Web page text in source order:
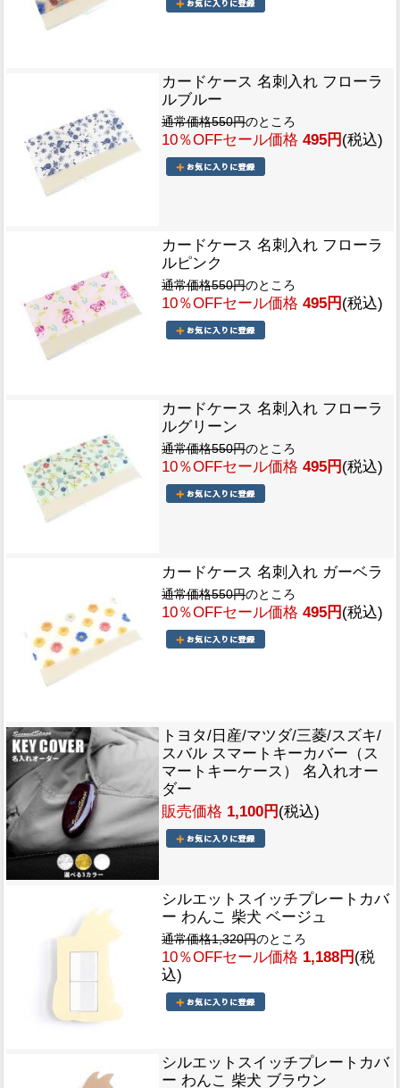
カードケース 名刺入れ フローラ
ルブルー
通常価格550円のところ
10％OFFセール価格 495円 (税込)
カードケース 名刺入れ フローラ
ルピンク
通常価格550円のところ
10％OFFセール価格 495円 (税込)
カードケース 名刺入れ フローラ
ルグリーン
通常価格550円のところ
10％OFFセール価格 495円 (税込)
カードケース 名刺入れ ガーベラ
通常価格550円のところ
10％OFFセール価格 495円 (税込)
トヨタ/日産/マツダ/三菱/スズキ/
スバル スマートキーカバー（ス
マートキーケース） 名入れオー
ダー
販売価格 1,100円 (税込)
シルエットスイッチプレートカバ
ー わんこ 柴犬 ベージュ
通常価格1,320円のところ
10％OFFセール価格 1,188円 (税
込)
シルエットスイッチプレートカバ
ー わんこ 柴犬 ブラウン